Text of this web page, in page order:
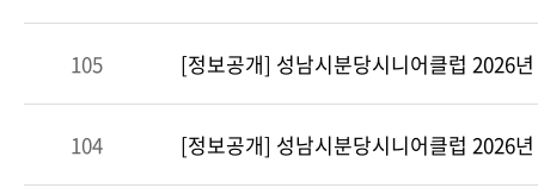
105 [정보공개] 성남시분당시니어클럽 2026
104 [정보공개] 성남시분당시니어클럽 2026